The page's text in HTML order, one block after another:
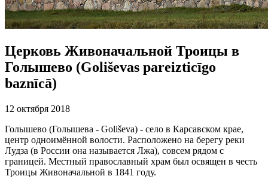
Церковь Живоначальной Троицы в
Голышево (Goliševas pareizticīgo
baznīcā)
12 октября 2018
Голышево (Голышева - Goliševa) - село в Карсавском крае,
центр одноимённой волости. Расположено на берегу реки
Лудза (в России она называется Лжа), совсем рядом с
границей. Местный православный храм был освящен в честь
Троицы Живоначальной в 1841 году.